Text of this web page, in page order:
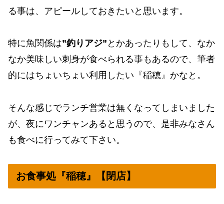
る事は、アピールしておきたいと思います。
特に魚関係は”釣りアジ” とかあったりもして、なか
なか美味しい刺身が食べられる事もあるので、筆者
的にはちょいちょい利用したい『稲穂』かなと。
そんな感じでランチ営業は無くなってしまいました
が、夜にワンチャンあると思うので、是非みなさん
も食べに行ってみて下さい。
お食事処『稲穂』【閉店】